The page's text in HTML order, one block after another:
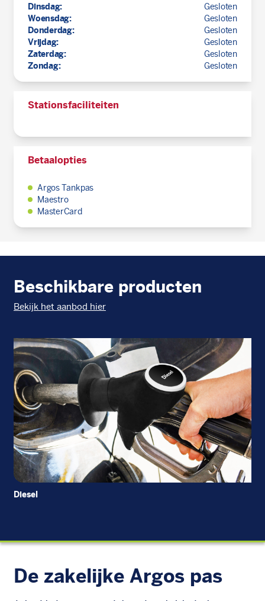
Dinsdag:
Gesloten
Woensdag:
Gesloten
Donderdag:
Gesloten
Vrijdag:
Gesloten
Zaterdag:
Gesloten
Zondag:
Gesloten
Stationsfaciliteiten
Betaalopties
Argos Tankpas
Maestro
MasterCard
Beschikbare producten
Bekijk het aanbod hier
Diesel
De zakelijke Argos pas